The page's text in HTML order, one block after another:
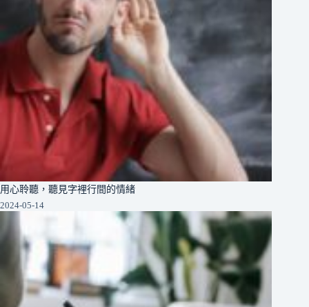
用心聆聽，聽見字裡行間的情緒
2024-05-14